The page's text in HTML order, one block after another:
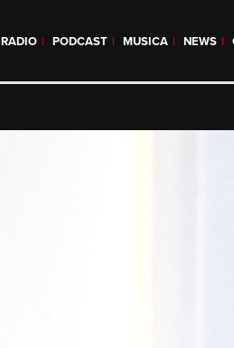
RADIO PODCAST MUSICA NEWS